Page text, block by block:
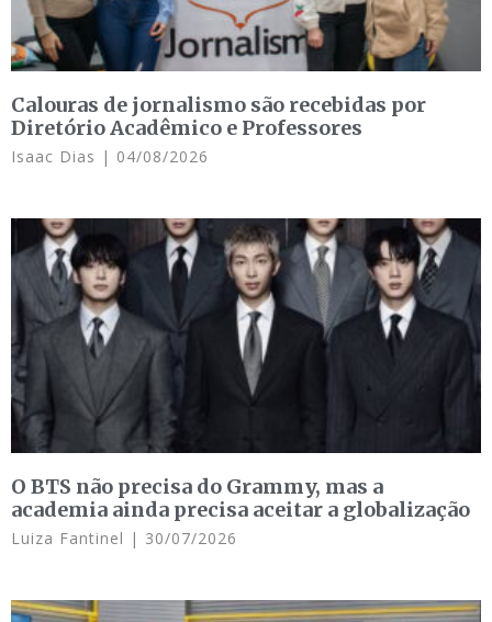
Calouras de jornalismo são recebidas por
Diretório Acadêmico e Professores
Isaac Dias 04/08/2026
O BTS não precisa do Grammy, mas a
academia ainda precisa aceitar a globalização
Luiza Fantinel 30/07/2026